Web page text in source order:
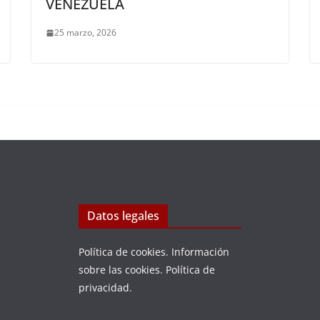
VENEZUELA
25 marzo, 2026
Datos legales
Política de cookies. Información
sobre las cookies. Política de
privacidad.